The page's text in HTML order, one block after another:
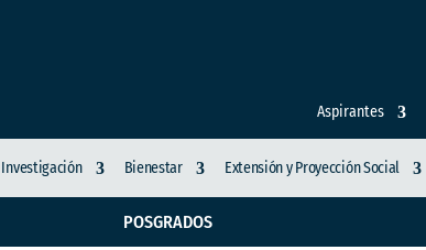
Aspirantes
Investigación Bienestar Extensión y Proyección Social
POSGRADOS